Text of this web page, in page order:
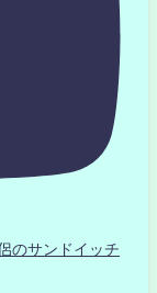
のサンドイッチ